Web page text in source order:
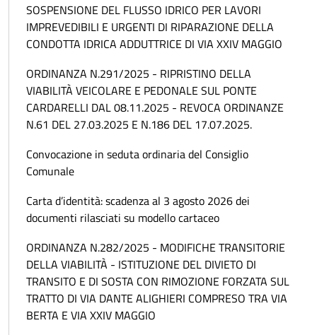
SOSPENSIONE DEL FLUSSO IDRICO PER LAVORI
IMPREVEDIBILI E URGENTI DI RIPARAZIONE DELLA
CONDOTTA IDRICA ADDUTTRICE DI VIA XXIV MAGGIO
ORDINANZA N.291/2025 - RIPRISTINO DELLA
VIABILITÀ VEICOLARE E PEDONALE SUL PONTE
CARDARELLI DAL 08.11.2025 - REVOCA ORDINANZE
N.61 DEL 27.03.2025 E N.186 DEL 17.07.2025.
Convocazione in seduta ordinaria del Consiglio
Comunale
Carta d’identità: scadenza al 3 agosto 2026 dei
documenti rilasciati su modello cartaceo
ORDINANZA N.282/2025 - MODIFICHE TRANSITORIE
DELLA VIABILITÀ - ISTITUZIONE DEL DIVIETO DI
TRANSITO E DI SOSTA CON RIMOZIONE FORZATA SUL
TRATTO DI VIA DANTE ALIGHIERI COMPRESO TRA VIA
BERTA E VIA XXIV MAGGIO